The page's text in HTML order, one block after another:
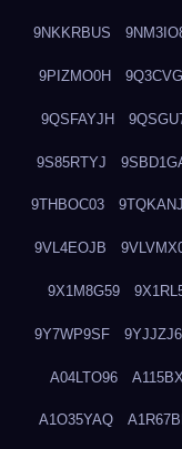
9NKKRBUS
9PIZMO0H
9QSFAYJH
9S85RTYJ
9THBOC03
9VL4EOJB
9X1M8G59
9Y7WP9SF
A04LTO96
A1O35YAQ